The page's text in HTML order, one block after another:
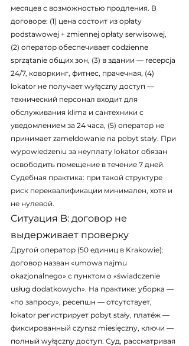
месяцев с возможностью продления. В
договоре: (1) цена состоит из opłaty
podstawowej + zmiennej opłaty serwisowej,
(2) оператор обеспечивает codzienne
sprzątanie общих зон, (3) в здании — recepcja
24/7, коворкинг, фитнес, прачечная, (4)
lokator не получает wyłączny доступ —
технический персонал входит для
обслуживания klima и сантехники с
уведомлением за 24 часа, (5) оператор не
принимает zameldowanie na pobyt stały. При
wypowiedzeniu за неуплату lokator обязан
освободить помещение в течение 7 дней.
Судебная практика: при такой структуре
риск переквалификации минимален, хотя и
не нулевой.
Ситуация B: договор не
выдерживает проверку
Другой оператор (50 единиц в Krakowie):
договор назван «umowa najmu
okazjonalnego» с пунктом о «świadczenie
usług dodatkowych». На практике: уборка —
«по запросу», ресепшн — отсутствует,
lokator регистрирует pobyt stały, платёж —
фиксированный czynsz miesięczny, ключи —
полный wyłączny доступ. Суд, рассматривая